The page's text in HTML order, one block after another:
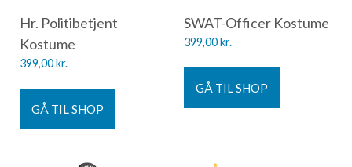
Hr. Politibetjent
Kostume
399,00kr.
GÅ TIL SHOP
SWAT-Officer Kostume
399,00kr.
GÅ TIL SHOP